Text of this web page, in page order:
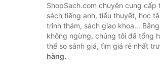
ShopSach.com chuyên cung
sách tiếng anh, tiểu thuyết, học
trinh thám, sách giao khoa...
không ngừng, chúng tôi đã tổng
thể so sánh giá, tìm giá rẻ nhất
hàng.